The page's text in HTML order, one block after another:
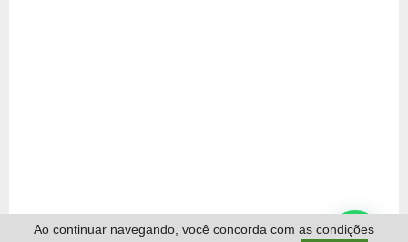
Ao continuar navegando, você concorda com as condições